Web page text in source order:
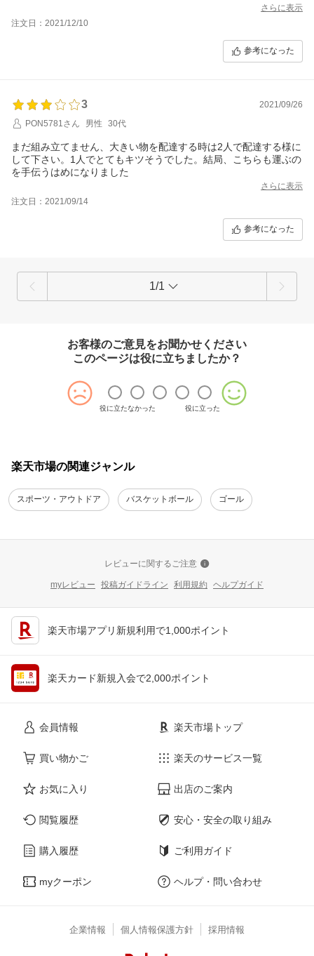
さらに表示
注文日：2021/12/10
参考になった
3
2021/09/26
PON5781さん
男性 30代
まだ組み立てません、大きい物を配達する時は2人で配達する様に
して下さい。1人でとてもキツそうでした。結局、こちらも運ぶの
を手伝うはめになりました
さらに表示
注文日：2021/09/14
参考になった
1/1
お客様のご意見をお聞かせください
このページは役に立ちましたか？
役に立たなかった 役に立った
楽天市場の関連ジャンル
スポーツ・アウトドア バスケットボール ゴール
レビューに関するご注意
myレビュー 投稿ガイドライン 利用規約 ヘルプガイド
楽天市場アプリ新規利用で1,000ポイント
楽天カード新規入会で2,000ポイント
会員情報
買い物かご
お気に入り
閲覧履歴
購入履歴
myクーポン
楽天市場トップ
楽天のサービス一覧
出店のご案内
安心・安全の取り組み
ご利用ガイド
ヘルプ・問い合わせ
企業情報 個人情報保護方針 採用情報